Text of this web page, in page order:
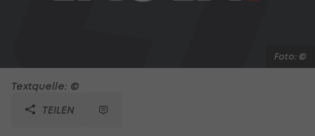
Foto: ©
Textquelle: ©
TEILEN